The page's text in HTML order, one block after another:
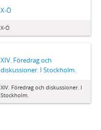
X-Ö
X-Ö
XIV. Föredrag och
diskussioner. I Stockholm.
XIV. Föredrag och diskussioner. I
Stockholm.